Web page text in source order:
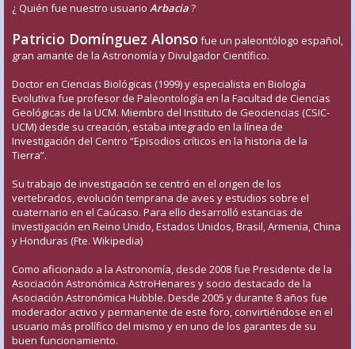
¿ Quién fue nuestro usuario Arbacia?
Patricio Domínguez Alonso fue un paleontólogo español,
gran amante de la Astronomía y Divulgador Científico.
Doctor en Ciencias Biológicas (1999) y especialista en Biología
Evolutiva fue profesor de Paleontología en la Facultad de Ciencias
Geológicas de la UCM. Miembro del Instituto de Geociencias (CSIC-
UCM) desde su creación, estaba integrado en la línea de
Investigación del Centro “Episodios críticos en la historia de la
Tierra”.
Su trabajo de investigación se centró en el origen de los
vertebrados, evolución temprana de aves y estudios sobre el
cuaternario en el Caúcaso. Para ello desarrolló estancias de
investigación en Reino Unido, Estados Unidos, Brasil, Armenia, China
y Honduras (Fte. Wikipedia)
Como aficionado a la Astronomía, desde 2008 fue Presidente de la
Asociación Astronómica AstroHenares y socio destacado de la
Asociación Astronómica Hubble. Desde 2005 y durante 8 años fue
moderador activo y permanente de este foro, convirtiéndose en el
usuario más prolífico del mismo y en uno de los garantes de su
buen funcionamiento.